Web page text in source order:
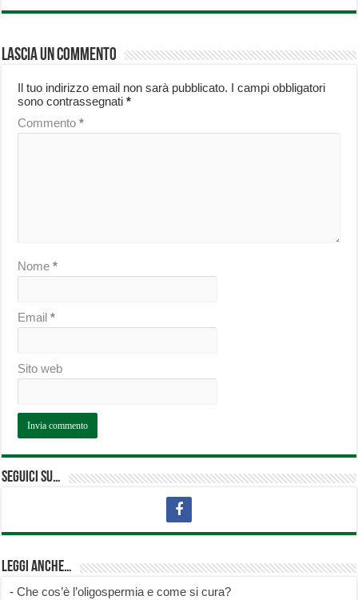
Lascia un commento
Il tuo indirizzo email non sarà pubblicato. I campi obbligatori
sono contrassegnati*
Commento*
Nome*
Email*
Sito web
Seguici su…
Leggi anche…
-Che cos’è l’oligospermia e come si cura?